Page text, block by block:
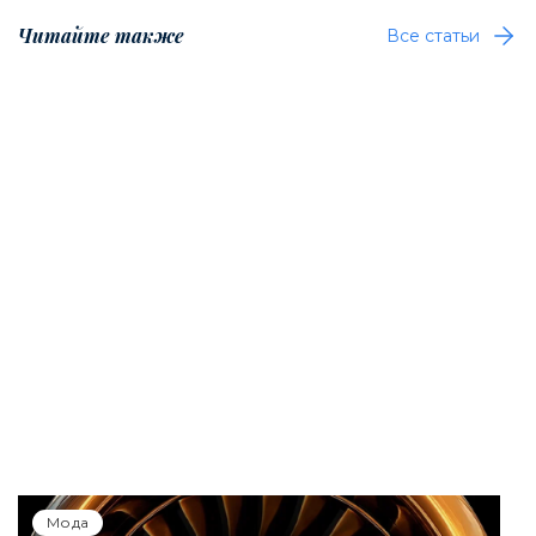
Читайте также Все статьи
Мода